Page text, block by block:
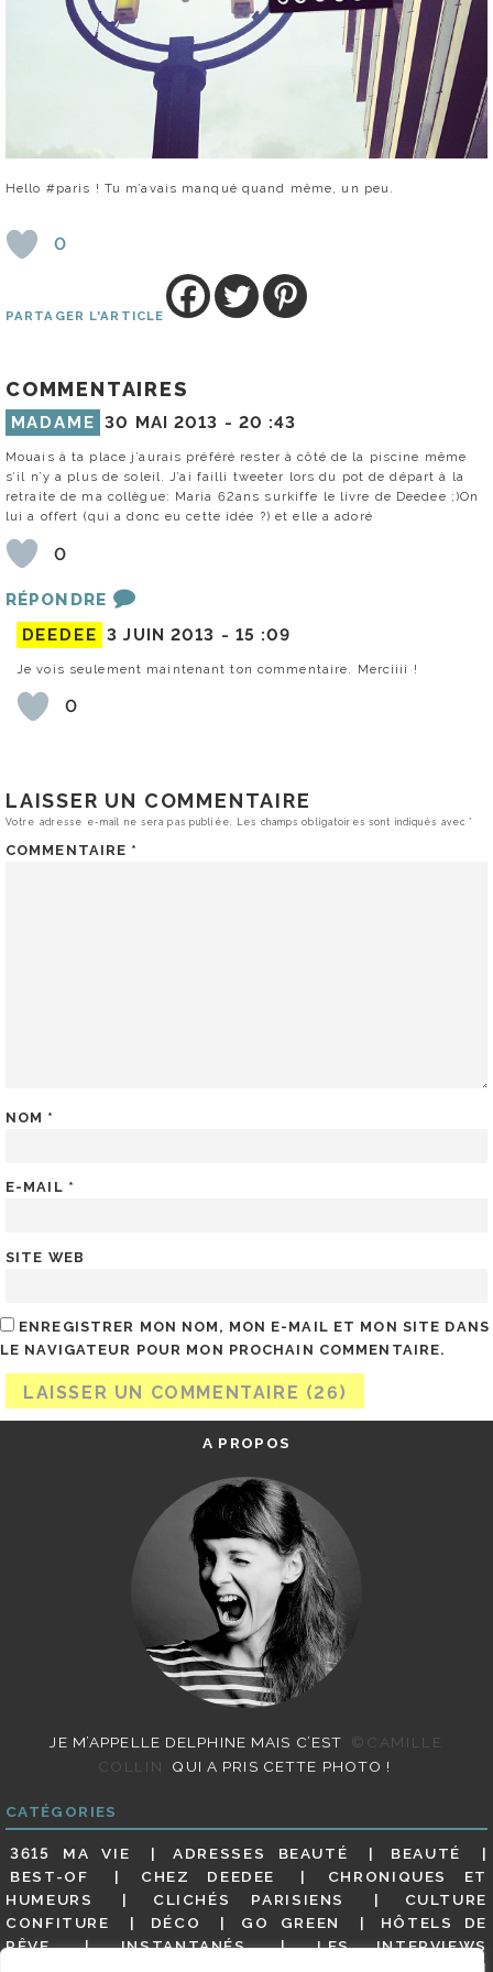
Hello #paris ! Tu m’avais manqué quand même, un peu.
0
PARTAGER L'ARTICLE
COMMENTAIRES
MADAME 30 MAI 2013 - 20 :43
Mouais à ta place j’aurais préféré rester à côté de la piscine même
s’il n’y a plus de soleil. J’ai failli tweeter lors du pot de départ à la
retraite de ma collègue: Maria 62ans surkiffe le livre de Deedee ;)On
lui a offert (qui a donc eu cette idée ?) et elle a adoré
0
RÉPONDRE
DEEDEE 3 JUIN 2013 - 15 :09
Je vois seulement maintenant ton commentaire. Merciiii !
0
LAISSER UN COMMENTAIRE
Votre adresse e-mail ne sera pas publiée. Les champs obligatoires sont indiqués avec*
COMMENTAIRE *
NOM *
E-MAIL *
SITE WEB
ENREGISTRER MON NOM, MON E-MAIL ET MON SITE DANS
LE NAVIGATEUR POUR MON PROCHAIN COMMENTAIRE.
A PROPOS
JE M’APPELLE DELPHINE MAIS C’EST
©CAMILLE
COLLIN
QUI A PRIS CETTE PHOTO !
CATÉGORIES
3615 MA VIE ADRESSES BEAUTÉ
BEAUTÉ
BEST-OF
CHEZ DEEDEE
CHRONIQUES ET
HUMEURS
CLICHÉS PARISIENS
CULTURE
CONFITURE
DÉCO GO GREEN
HÔTELS DE
RÊVE
INSTANTANÉS
LES INTERVIEWS